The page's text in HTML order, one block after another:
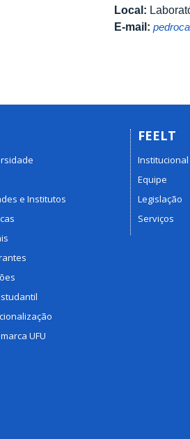
Local:
E-mail:
e Institutos
UFU
FEELT
Institucional
Equipe
Legislação
Serviços